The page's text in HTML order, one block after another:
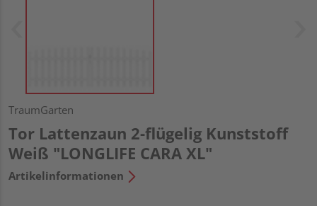
TraumGarten
Tor Lattenzaun 2-flügelig Kunststoff
Weiß "LONGLIFE CARA XL"
Artikelinformationen